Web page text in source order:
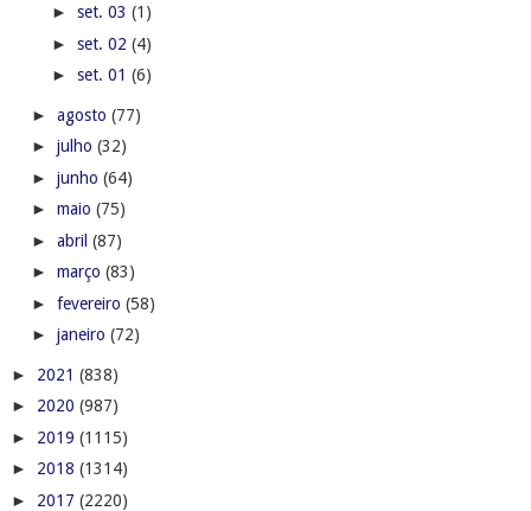
► set. 03 (1)
► set. 02 (4)
► set. 01 (6)
► agosto (77)
► julho (32)
► junho (64)
► maio (75)
► abril (87)
► março (83)
► fevereiro (58)
► janeiro (72)
► 2021 (838)
► 2020 (987)
► 2019 (1115)
► 2018 (1314)
► 2017 (2220)